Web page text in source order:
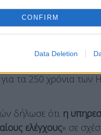
CONFIRM
Data Deletion
σε
την απεικόνιση
Πέρυσι
τα 250 χρόνια των
δήλωσε ότι η
ελέγχους» σε